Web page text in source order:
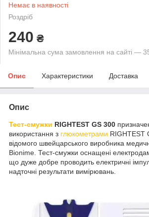
Немає в наявності
Роздріб
240 ₴
Мінімальна сума замовлення на сайті —
Опис Характеристики Доставка
Опис
Тест-смужки RIGHTEST GS 300
використання з глюкометрами RIGHTEST
відомого швейцарського виробника
Bionime. Тест-смужки оснащені
що дуже добре проводить електричні
надточні результати вимірювань.